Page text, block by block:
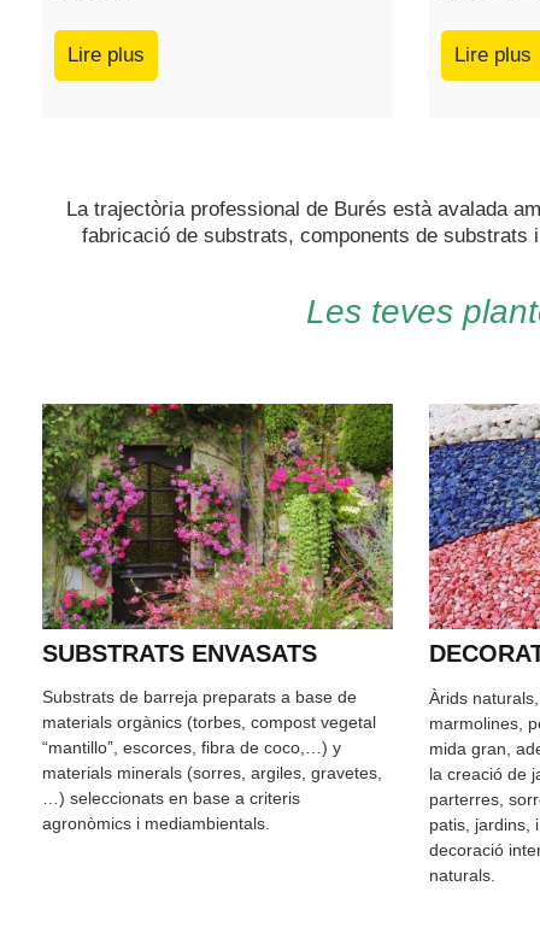
Lire plus Lire plus
La trajectòria professional de Burés està avalada
fabricació de substrats, components de
Les teves
SUBSTRATS ENVASATS
Substrats de barreja preparats a base de
materials orgànics (torbes, compost vegetal
“mantillo”, escorces, fibra de coco,…) y
materials minerals (sorres, argiles, gravetes,
…) seleccionats en base a criteris
agronòmics i mediambientals.
Àrids
marmolines,
mida gran,
la creació de
parterres,
patis, jardins,
decoració
naturals.